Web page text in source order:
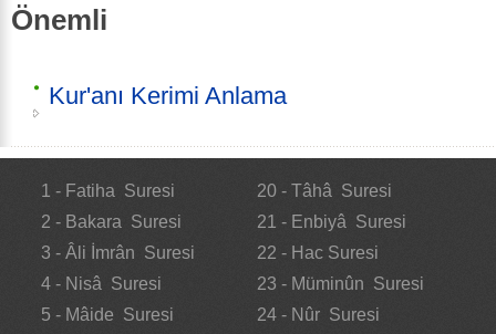
Önemli
Kur'anı Kerimi Anlama
1 - Fatiha Suresi
2 - Bakara Suresi
3 - Âli İmrân Suresi
4 - Nisâ Suresi
5 - Mâide Suresi
20 - Tâhâ Suresi
21 - Enbiyâ Suresi
22 - Hac Suresi
23 - Müminûn Suresi
24 - Nûr Suresi